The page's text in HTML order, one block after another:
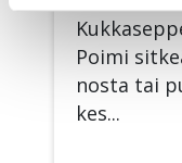
Poi­mi
nos­ta tai
kes...